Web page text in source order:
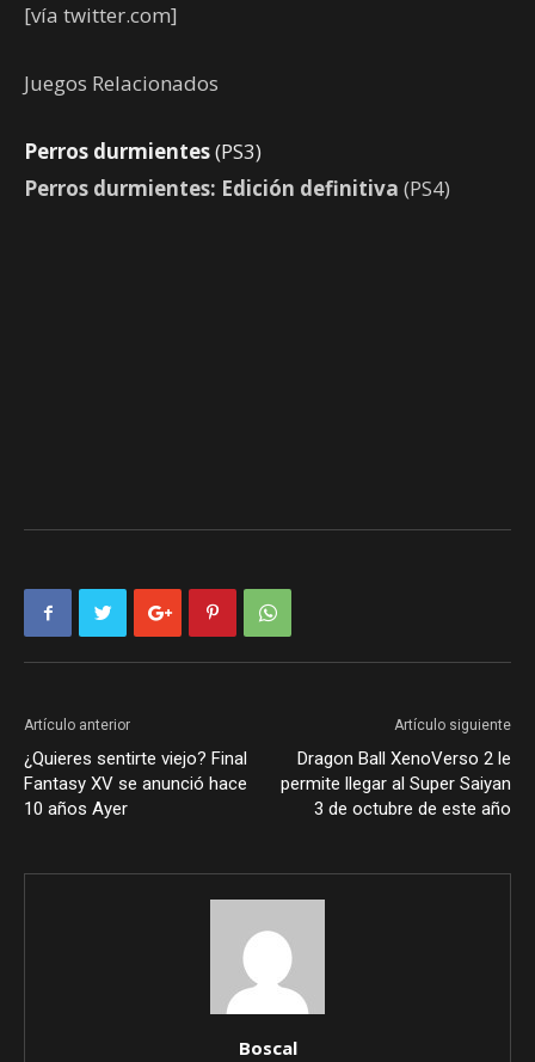
[vía twitter.com]
Juegos Relacionados
Perros durmientes(PS3)
Perros durmientes: Edición definitiva (PS4)
Artículo anterior
¿Quieres sentirte viejo? Final
Fantasy XV se anunció hace
10 años Ayer
Artículo siguiente
Dragon Ball XenoVerso 2 le
permite llegar al Super Saiyan
3 de octubre de este año
Boscal